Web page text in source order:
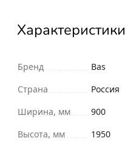
Характеристики
Бренд
Bas
Страна
Россия
Ширина, мм
900
Высота, мм
1950